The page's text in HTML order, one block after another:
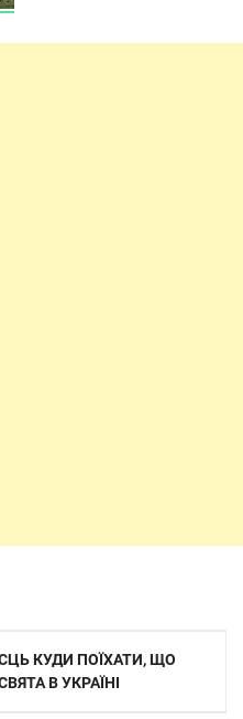
КУДИ ПОЇХАТИ, ЩО
В УКРАЇНІ